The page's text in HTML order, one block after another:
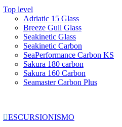
Top level
Adriatic 15 Glass
Breeze Gull Glass
Seakinetic Glass
Seakinetic Carbon
SeaPerformance Carbon KS
Sakura 180 carbon
Sakura 160 Carbon
Seamaster Carbon Plus
ESCURSIONISMO